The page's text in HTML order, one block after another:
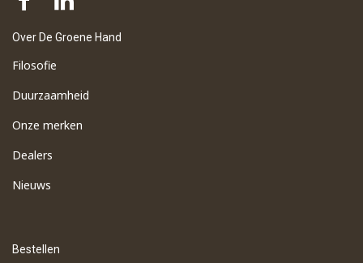
Over De Groene Hand
Filosofie
Duurzaamheid
Onze merken
Dealers
Nieuws
Bestellen